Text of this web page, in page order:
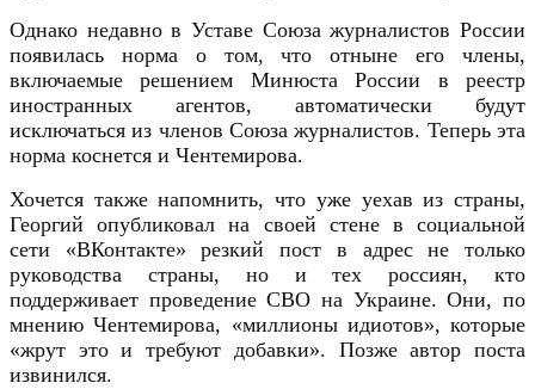
Однако недавно в Уставе Союза журналистов России
появилась норма о том, что отныне его члены,
включаемые решением Минюста России в реестр
иностранных агентов, автоматически будут
исключаться из членов Союза журналистов. Теперь эта
норма коснется и Чентемирова.
Хочется также напомнить, что уже уехав из страны,
Георгий опубликовал на своей стене в социальной
сети «ВКонтакте» резкий пост в адрес не только
руководства страны, но и тех россиян, кто
поддерживает проведение СВО на Украине. Они, по
мнению Чентемирова, «миллионы идиотов», которые
«жрут это и требуют добавки». Позже автор поста
извинился.